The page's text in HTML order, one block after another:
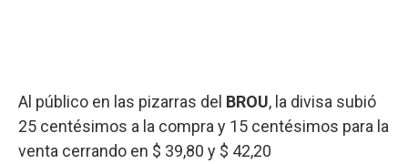
Al público en las pizarras del BROU, la divisa subió
25 centésimos a la compra y 15 centésimos para la
venta cerrando en $ 39,80 y $ 42,20